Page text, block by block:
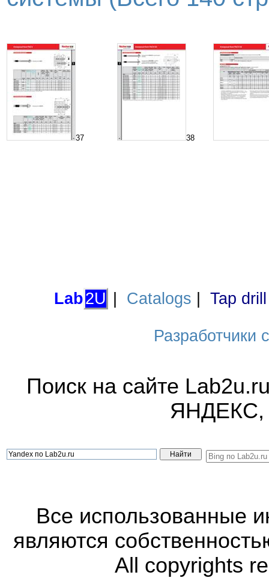
37 38
Lab2U Catalogs Tap
Разработчики
Поиск на сайте
ЯНДЕКС,
Все использованные
являются
All copyrights